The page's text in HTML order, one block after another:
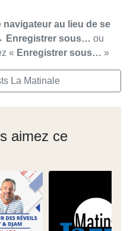
au lieu de se
Enregistrer sous… ou
« Enregistrer sous… »
La Matinale
aimez ce